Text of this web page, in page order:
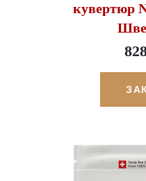
кувертюр